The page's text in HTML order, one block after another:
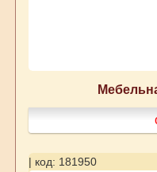
| код: 181950